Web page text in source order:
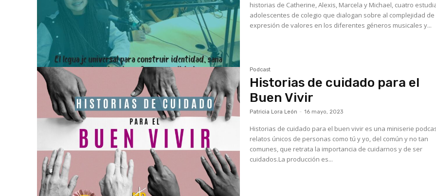
historias de Catherine, Alexis, Marcela y Michael, cuatro
adolescentes de colegio que dialogan sobre al complejidad de
expresión de valores en los diferentes géneros musicales y...
Podcast
Historias de cuidado para el
Buen Vivir
Patricia Lora León - 16 mayo, 2023
Historias de cuidado para el buen vivir es una miniserie
relatos únicos de personas como tú y yo, del común y no tan
comunes, que retrata la importancia de cuidarnos y de ser
cuidados.La producción es...